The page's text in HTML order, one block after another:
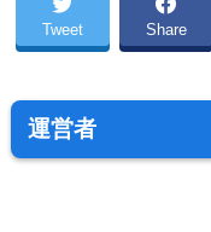
Tweet Share
運営者